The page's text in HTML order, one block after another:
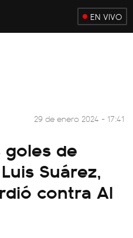
EN VIVO
29 de enero 2024 - 17:41
de
Suárez,
contra Al